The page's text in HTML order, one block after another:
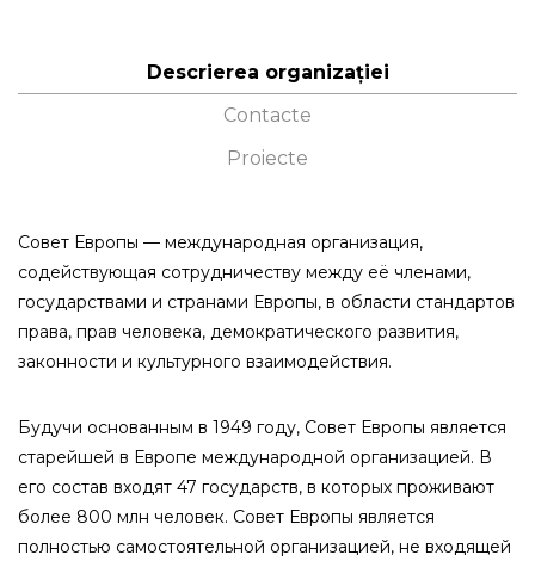
Descrierea organizației
Contacte
Proiecte
Совет Европы — международная организация,
содействующая сотрудничеству между её членами,
государствами и странами Европы, в области стандартов
права, прав человека, демократического развития,
законности и культурного взаимодействия.
Будучи основанным в 1949 году, Совет Европы является
старейшей в Европе международной организацией. В
его состав входят 47 государств, в которых проживают
более 800 млн человек. Совет Европы является
полностью самостоятельной организацией, не входящей